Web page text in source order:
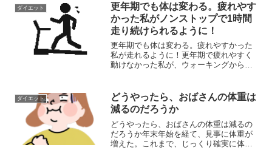
ダイエット
更年期でも体は変わる。疲れやす
かった私がノンストップで1時間
走り続けられるように！
更年期でも体は変わる。疲れやすかった
私が走れるように！更年期で疲れやすく
動けなかった私が、ウォーキングから始
とを、体の変化を通して実感した。疲れ
て寝てばかりだった私が...
ダイエット
どうやったら、おばさんの体重は
減るのだろうか
どうやったら、おばさんの体重は減るの
だろうか年末年始を経て、見事に体重が
増えた。これまで、じっくり確実に体重